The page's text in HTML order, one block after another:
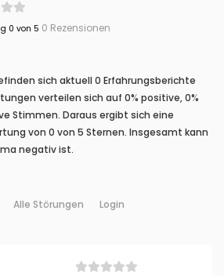
0 von 5 0 Rezensionen
sich aktuell 0 Erfahrungsberichte
verteilen sich auf 0% positive, 0%
Stimmen. Daraus ergibt sich eine
von 0 von 5 Sternen. Insgesamt kann
negativ ist.
Alle Störungen Login